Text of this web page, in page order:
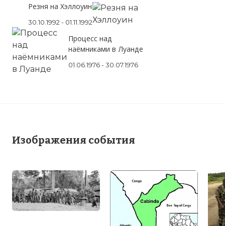
Резня на Хэллоуин
30.10.1992 - 01.11.1992
Процесс над
наёмниками в Луанде
01.06.1976 - 30.07.1976
Изображения события